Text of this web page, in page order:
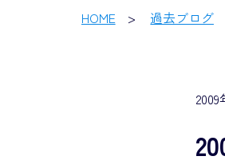
HOME 過去ブログ
2009